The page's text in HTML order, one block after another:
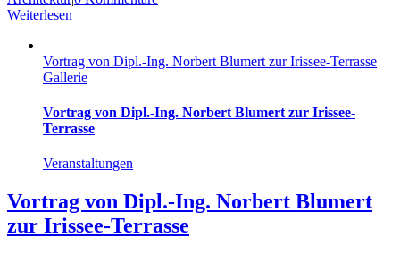
Weiterlesen
Vortrag von Dipl.-Ing. Norbert Blumert zur Irissee-Terrasse
Gallerie
Vortrag von Dipl.-Ing. Norbert Blumert zur Irissee-
Terrasse
Veranstaltungen
Vortrag von Dipl.-Ing. Norbert Blumert
zur Irissee-Terrasse